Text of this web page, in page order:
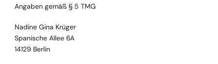
Angaben gemäß § 5 TMG
Nadine Gina Krüger
Spanische Allee 6A
14129 Berlin